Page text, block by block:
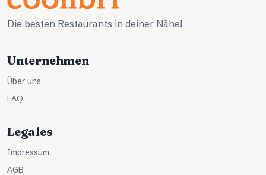
Die besten Restaurants in deiner Nähe!
Unternehmen
Über uns
FAQ
Legales
Impressum
AGB